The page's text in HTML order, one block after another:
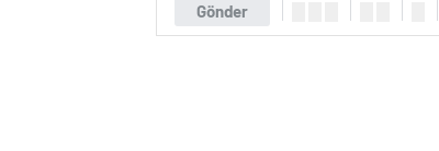
Gönder